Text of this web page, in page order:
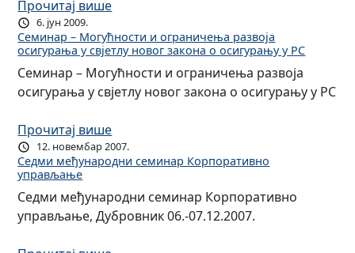
Прочитај више
6. јун 2009.
Семинар – Могућности и ограничења развоја
осигурања у свјетлу новог закона о осигурању у РС
Семинар – Могућности и ограничења развоја
осигурања у свјетлу новог закона о осигурању у РС
Прочитај више
12. новембар 2007.
Седми међународни семинар Корпоративно
управљање
Седми међународни семинар Корпоративно
управљање, Дубровник 06.-07.12.2007.